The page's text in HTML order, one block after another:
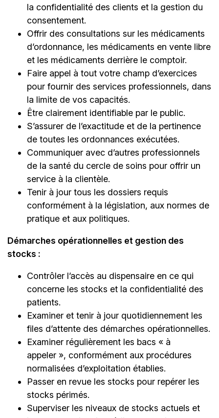
la confidentialité des clients et la gestion du
consentement.
Offrir des consultations sur les médicaments
d’ordonnance, les médicaments en vente libre
et les médicaments derrière le comptoir.
Faire appel à tout votre champ d’exercices
pour fournir des services professionnels, dans
la limite de vos capacités.
Être clairement identifiable par le public.
S’assurer de l’exactitude et de la pertinence
de toutes les ordonnances exécutées.
Communiquer avec d’autres professionnels
de la santé du cercle de soins pour offrir un
service à la clientèle.
Tenir à jour tous les dossiers requis
conformément à la législation, aux normes de
pratique et aux politiques.
Démarches opérationnelles et gestion des
stocks :
Contrôler l’accès au dispensaire en ce qui
concerne les stocks et la confidentialité des
patients.
Examiner et tenir à jour quotidiennement les
files d’attente des démarches opérationnelles.
Examiner régulièrement les bacs « à
appeler », conformément aux procédures
normalisées d’exploitation établies.
Passer en revue les stocks pour repérer les
stocks périmés.
Superviser les niveaux de stocks actuels et